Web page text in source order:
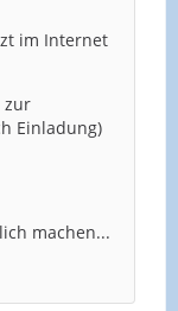
im Internet
zur
Einladung)
machen...